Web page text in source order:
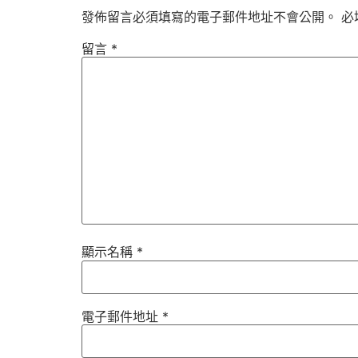
發佈留言必須填寫的電子郵件地址不會公開。 必
留言 *
顯示名稱 *
電子郵件地址 *